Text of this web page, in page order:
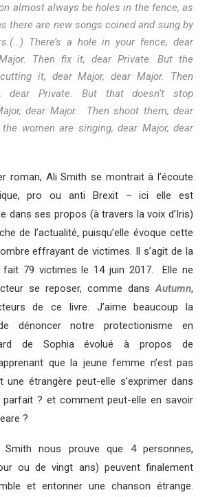
almost always be holes in the fence, as
there are new songs coined and sung by
There’s a hole in your fence, dear
Then fix it, dear Private. But the
it, dear Major, dear Major. Then
dear Private. But that doesn’t stop
dear Major. Then shoot them, dear
women are singing, dear Major, dear
roman, Ali Smith se montrait à l’écoute
pro ou anti Brexit – ici elle est
dans ses propos (à travers la voix d’Iris)
de l’actualité, puisqu’elle évoque cette
effrayant de victimes. Il s’agit de la
79 victimes le 14 juin 2017. Elle ne
se reposer, comme dansAutumn,
de ce livre. J’aime beaucoup la
dénoncer notre protectionisme en
de Sophia évolué à propos de
que la jeune femme n’est pas
une étrangère peut-elle s’exprimer dans
parfait ? et comment peut-elle en savoir
?
nous prouve que 4 personnes,
ou de vingt ans) peuvent finalement
et entonner une chanson étrange.